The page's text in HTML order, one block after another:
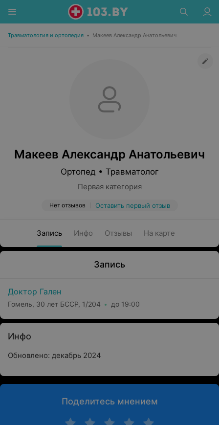
Травматология и ортопедия • Макеев Александр Анатольевич
Макеев Александр Анатольевич
Ортопед • Травматолог
Первая категория
Нет отзывов Оставить первый отзыв
Запись Инфо Отзывы На карте
Запись
Доктор Гален
Гомель, 30 лет БССР, 1/204 до 19:00
Инфо
Обновлено: декабрь 2024
Поделитесь мнением